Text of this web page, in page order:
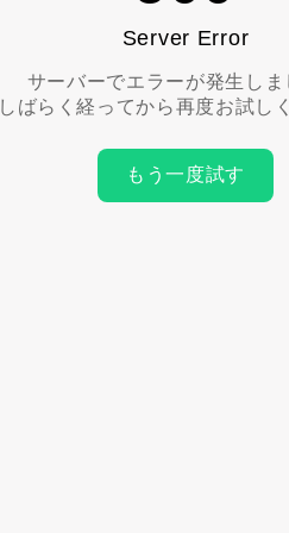
Server Error
サーバーでエラーが発生しま
しばらく経ってから再度お試し
もう一度試す